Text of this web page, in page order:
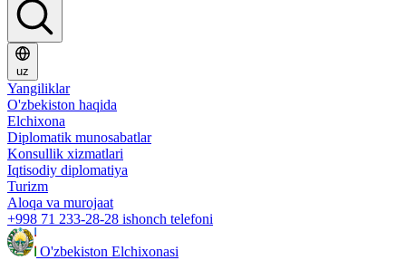
uz
Yangiliklar
O'zbekiston haqida
Elchixona
Diplomatik munosabatlar
Konsullik xizmatlari
Iqtisodiy diplomatiya
Turizm
Aloqa va murojaat
+998 71 233-28-28 ishonch telefoni
O'zbekiston Elchixonasi